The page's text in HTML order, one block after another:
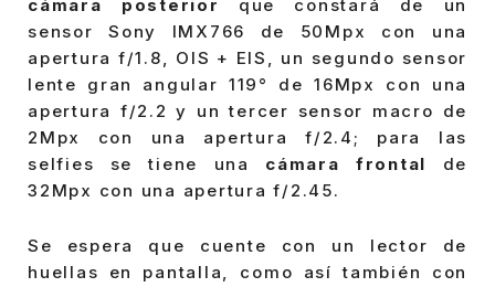
cámara posterior que constará de un
sensor Sony IMX766 de 50Mpx con una
apertura f/1.8, OIS + EIS, un segundo sensor
lente gran angular 119° de 16Mpx con una
apertura f/2.2 y un tercer sensor macro de
2Mpx con una apertura f/2.4; para las
selfies se tiene una cámara frontal de
32Mpx con una apertura f/2.45.
Se espera que cuente con un lector de
huellas en pantalla, como así también con